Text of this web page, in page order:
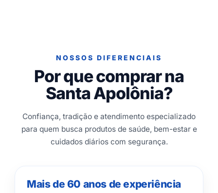
NOSSOS DIFERENCIAIS
Por que comprar na
Santa Apolônia?
Confiança, tradição e atendimento especializado
para quem busca produtos de saúde, bem-estar e
cuidados diários com segurança.
Mais de 60 anos de experiência